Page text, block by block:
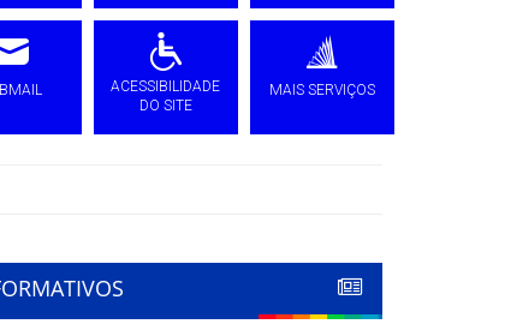
ACESSIBILIDADE
DO SITE
MAIS SERVIÇOS